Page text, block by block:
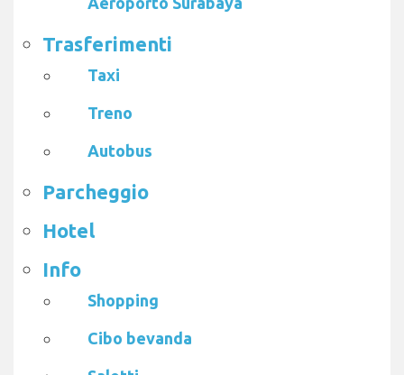
Trasferimenti
Taxi
Treno
Autobus
Parcheggio
Hotel
Info
Shopping
Cibo bevanda